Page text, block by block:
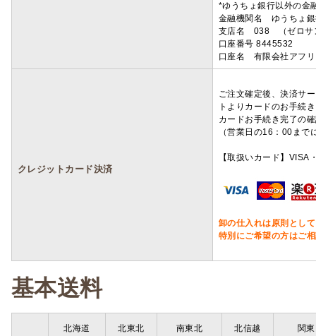
*ゆうちょ銀行以外の金
金融機関名 ゆうちょ
支店名 038 （ゼロサ
口座番号 8445532
口座名 有限会社アフ
クレジットカード決済
ご注文確定後、決済サ
トよりカードのお手続
カードお手続き完了の
（営業日の16：00ま
【取扱いカード】
卸の仕入れは原則とし
特別にご希望の方はご
基本送料
北海道 北東北 南東北 北信越 関東